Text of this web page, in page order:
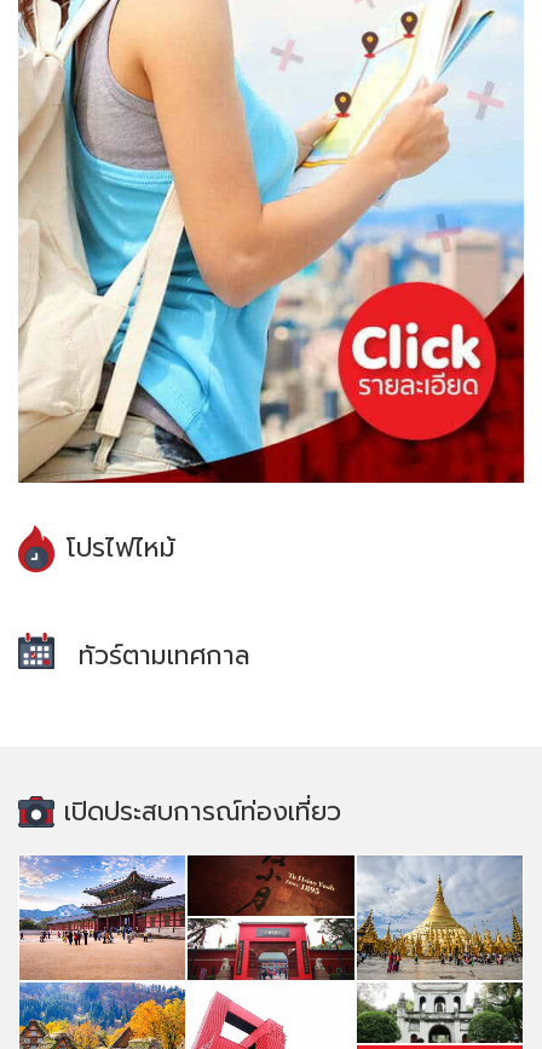
โปรไฟไหม้
ทัวร์ตามเทศกาล
เปิดประสบการณ์ท่องเที่ยว